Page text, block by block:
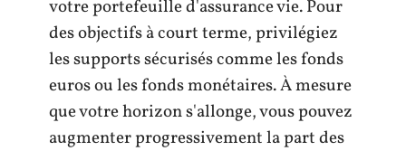
votre portefeuille d'assurance vie. Pour
des objectifs à court terme, privilégiez
les supports sécurisés comme les fonds
euros ou les fonds monétaires. À mesure
que votre horizon s'allonge, vous pouvez
augmenter progressivement la part des